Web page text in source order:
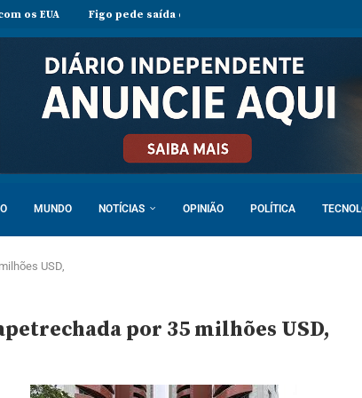
Figo pede saída de Infantino e acusa presidente da FIFA de
MUNDO NOTÍCIAS OPINIÃO POLÍTICA
USD,
por 35 milhões USD,